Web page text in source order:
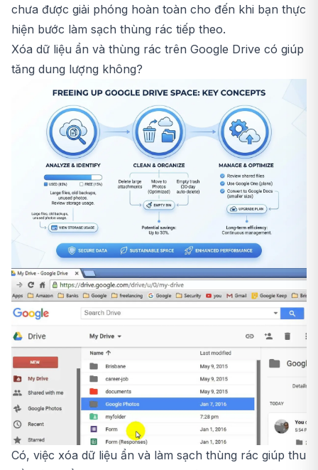
chưa được giải phóng hoàn toàn cho đến khi bạn thực
hiện bước làm sạch thùng rác tiếp theo.
Xóa dữ liệu ẩn và thùng rác trên Google Drive có giúp
tăng dung lượng không?
Có, việc xóa dữ liệu ẩn và làm sạch thùng rác giúp thu